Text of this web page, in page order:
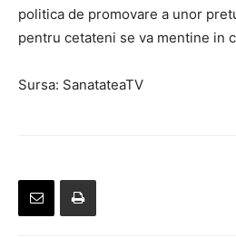
politica de promovare a unor
pentru cetateni se va mentine in
Sursa: SanatateaTV